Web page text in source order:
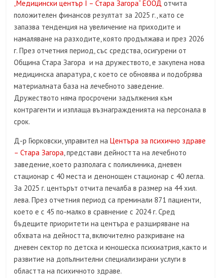
„Медицински център I – Стара Загора“ ЕООД отчита
положителен финансов резултат за 2025 г., като се
запазва тенденция на увеличение на приходите и
намаляване на разходите, която продължава и през 2026
г. През отчетния период, със средства, осигурени от
Община Стара Загора и на дружеството, е закупена нова
медицинска апаратура, с което се обновява и подобрява
материалната база на лечебното заведение.
Дружеството няма просрочени задължения към
контрагенти и изплаща възнагражденията на персонала в
срок.
Д-р Гюрковски, управител наЦентъра за психично здраве
– Стара Загора, представи дейността на лечебното
заведение, което разполага с поликлиника, дневен
стационар с 40 места и денонощен стационар с 40 легла.
За 2025 г. центърът отчита печалба в размер на 44 хил.
лева. През отчетния период са преминали 871 пациенти,
което е с 45 по-малко в сравнение с 2024 г. Сред
бъдещите приоритети на центъра е разширяване на
обхвата на дейността, включително разкриване на
дневен сектор по детска и юношеска психиатрия, както и
развитие на допълнителни специализирани услуги в
областта на психичното здраве.